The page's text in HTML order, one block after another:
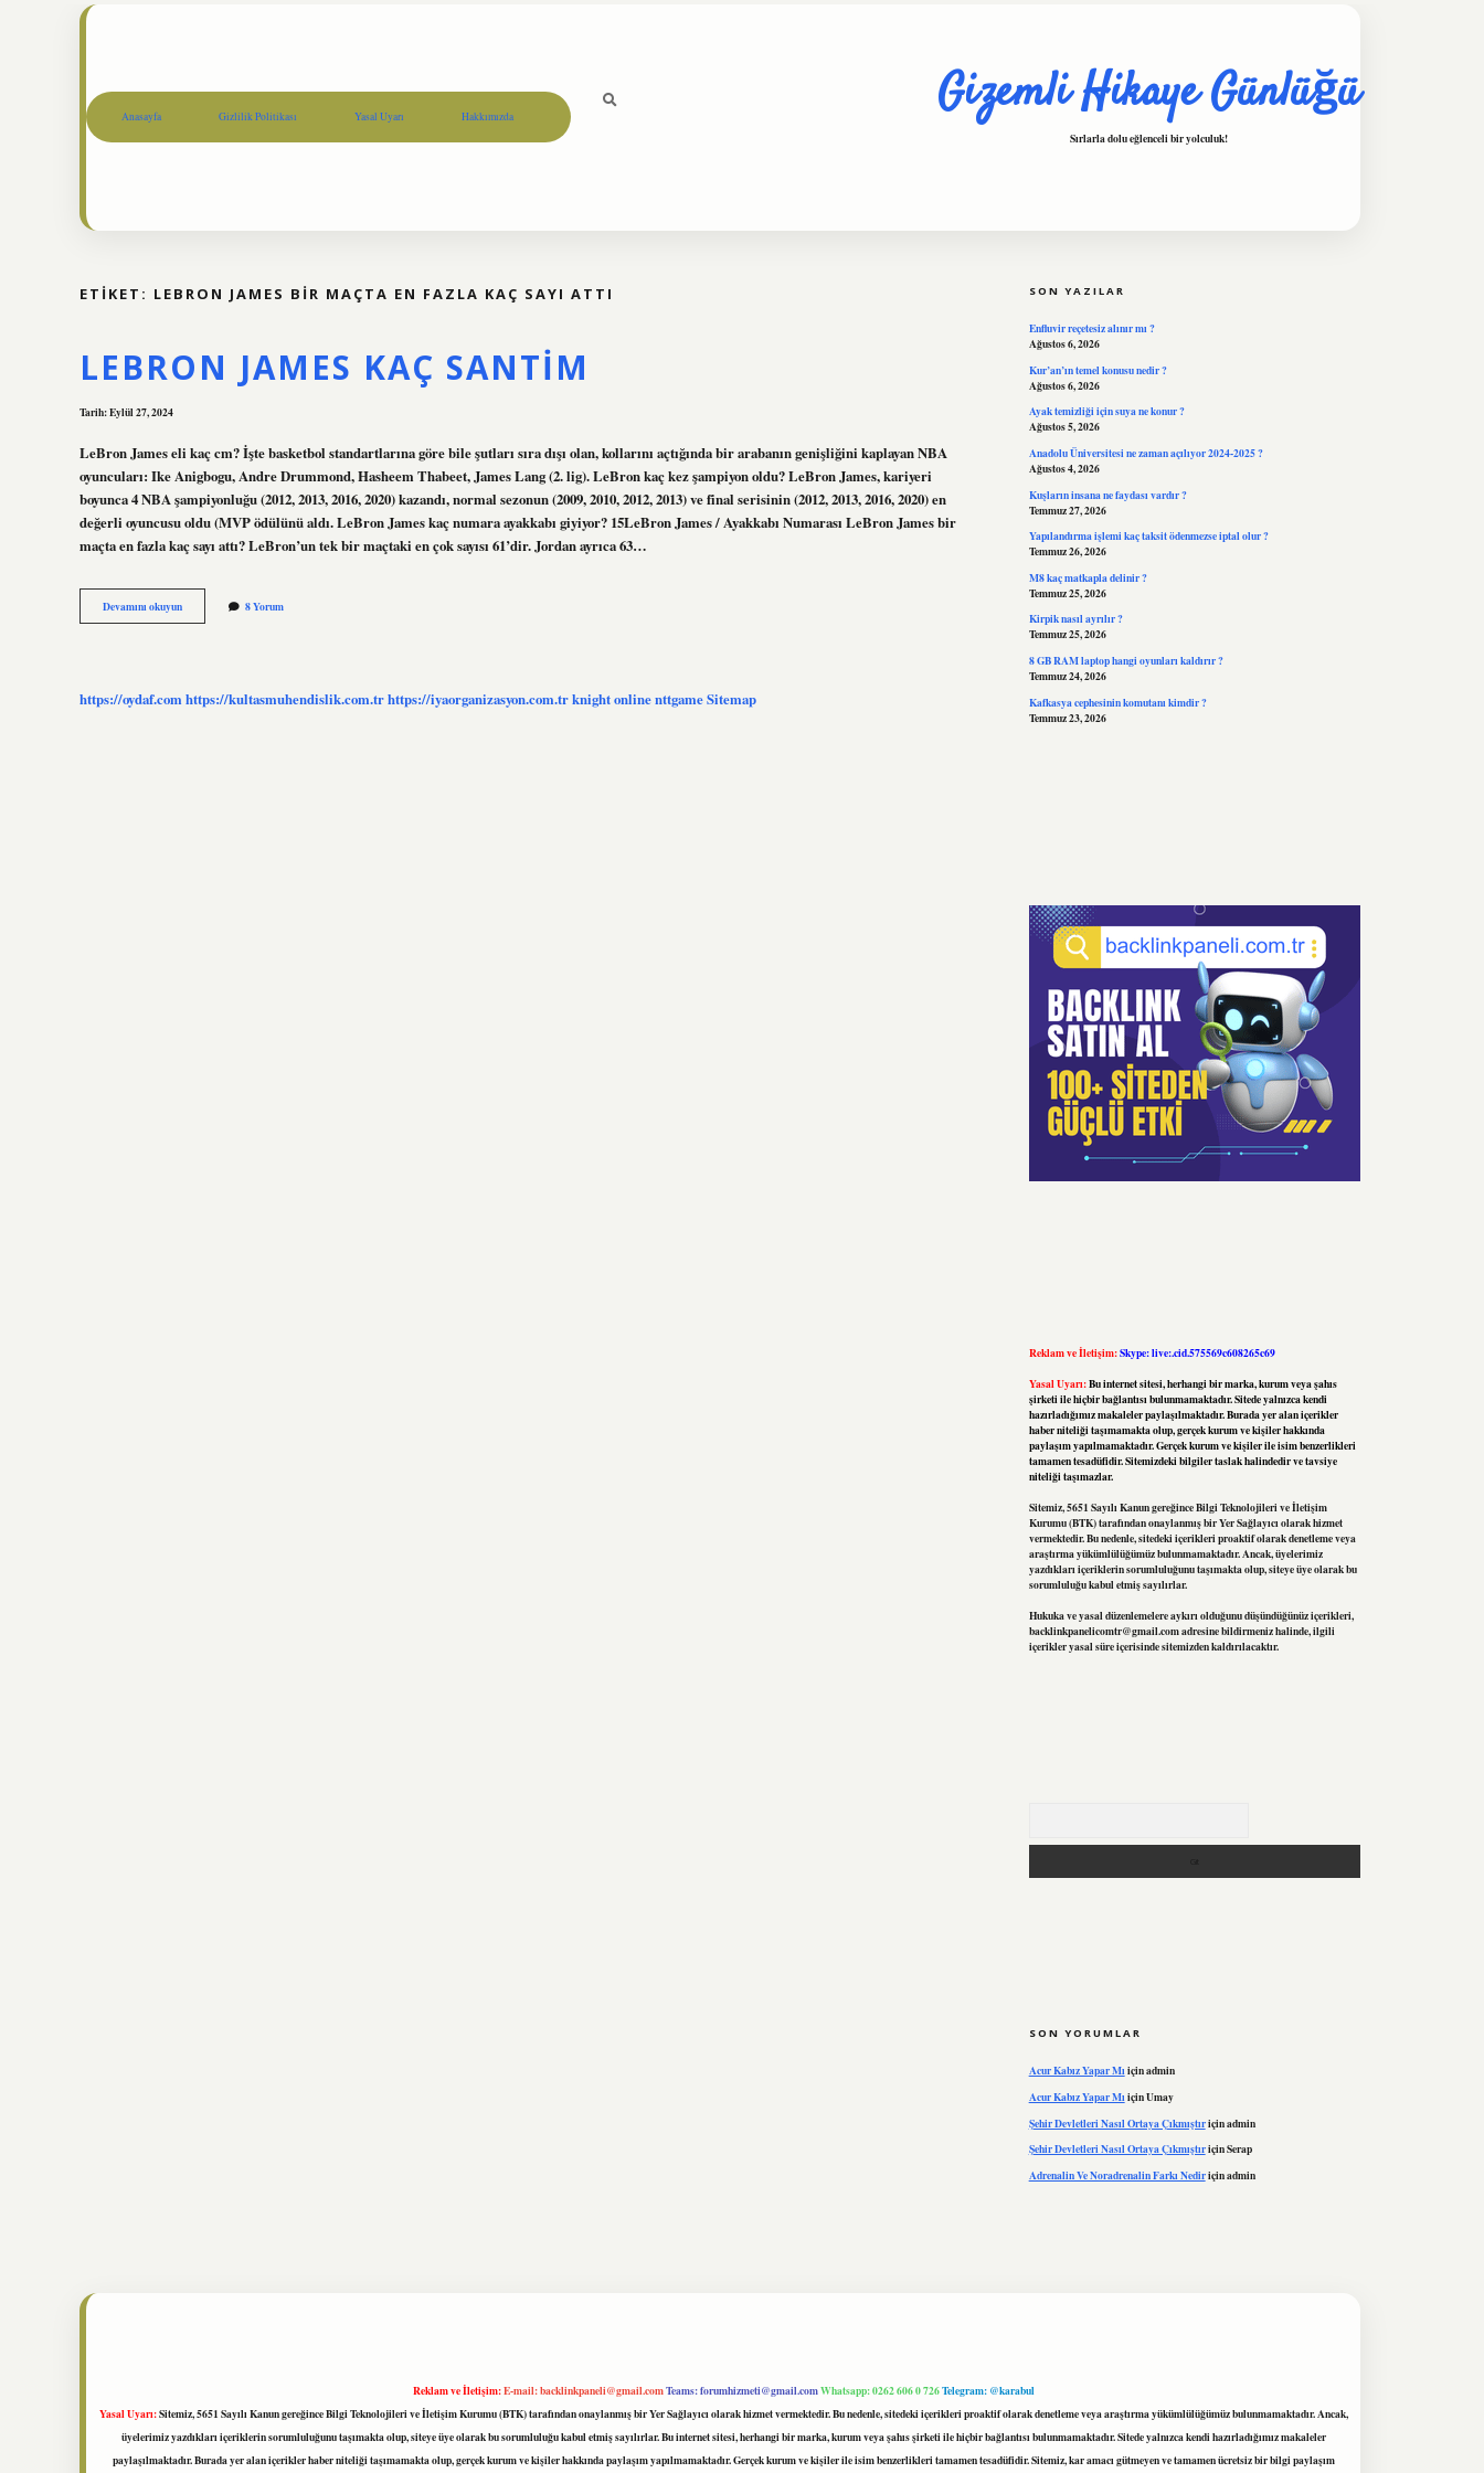
Anasayfa Gizlilik Politikası Yasal Uyarı Hakkımızda Gizemli Hikaye Günlüğü
Sırlarla dolu eğlenceli bir yolculuk!
ETIKET: LEBRON JAMES BIR MAÇTA EN FAZLA KAÇ SAYI ATTI
LEBRON JAMES KAÇ SANTIM
Tarih: Eylül 27, 2024
LeBron James eli kaç cm? İşte basketbol standartlarına göre bile şutları sıra dışı olan, kollarını açtığında bir arabanın genişliğini kaplayan NBA
oyuncuları: Ike Anigbogu, Andre Drummond, Hasheem Thabeet, James Lang (2. lig). LeBron kaç kez şampiyon oldu? LeBron James, kariyeri
boyunca 4 NBA şampiyonluğu (2012, 2013, 2016, 2020) kazandı, normal sezonun (2009, 2010, 2012, 2013) ve final serisinin (2012, 2013, 2016, 2020) en
değerli oyuncusu oldu (MVP ödülünü aldı. LeBron James kaç numara ayakkabı giyiyor? 15LeBron James / Ayakkabı Numarası LeBron James bir
maçta en fazla kaç sayı attı? LeBron’un tek bir maçtaki en çok sayısı 61’dir. Jordan ayrıca 63…
Devamını okuyunLebron
James
8 Yorum
https://oydaf.comhttps://kultasmuhendislik.com.trhttps://iyaorganizasyon.com.trknight onlinenttgameSitemap
SON YAZILAR
Enfluvir reçetesiz alınır mı ?
Ağustos 6, 2026
Kur’an’ın temel konusu nedir ?
Ağustos 6, 2026
Ayak temizliği için suya ne konur ?
Ağustos 5, 2026
Anadolu Üniversitesi ne zaman açılıyor 2024-2025 ?
Ağustos 4, 2026
Kuşların insana ne faydası vardır ?
Temmuz 27, 2026
Yapılandırma işlemi kaç taksit ödenmezse iptal olur ?
Temmuz 26, 2026
M8 kaç matkapla delinir ?
Temmuz 25, 2026
Kirpik nasıl ayrılır ?
Temmuz 25, 2026
8 GB RAM laptop hangi oyunları kaldırır ?
Temmuz 24, 2026
Kafkasya cephesinin komutanı kimdir ?
Temmuz 23, 2026
Reklam ve İletişim:Skype: live:.cid.575569c608265c69
Yasal Uyarı:Bu internet sitesi, herhangi bir marka, kurum veya şahıs
şirketi ile hiçbir bağlantısı bulunmamaktadır. Sitede yalnızca kendi
hazırladığımız makaleler paylaşılmaktadır. Burada yer alan içerikler
haber niteliği taşımamakta olup, gerçek kurum ve kişiler hakkında
paylaşım yapılmamaktadır. Gerçek kurum ve kişiler ile isim benzerlikleri
tamamen tesadüfidir. Sitemizdeki bilgiler taslak halindedir ve tavsiye
niteliği taşımazlar.
Sitemiz, 5651 Sayılı Kanun gereğince Bilgi Teknolojileri ve İletişim
Kurumu (BTK) tarafından onaylanmış bir Yer Sağlayıcı olarak hizmet
vermektedir. Bu nedenle, sitedeki içerikleri proaktif olarak denetleme veya
araştırma yükümlülüğümüz bulunmamaktadır. Ancak, üyelerimiz
yazdıkları içeriklerin sorumluluğunu taşımakta olup, siteye üye olarak bu
sorumluluğu kabul etmiş sayılırlar.
Hukuka ve yasal düzenlemelere aykırı olduğunu düşündüğünüz içerikleri,
backlinkpanelicomtr@gmail.comadresine bildirmeniz halinde, ilgili
içerikler yasal süre içerisinde sitemizden kaldırılacaktır.
SON YORUMLAR
Acur Kabız Yapar Mıiçinadmin
Acur Kabız Yapar MıiçinUmay
Şehir Devletleri Nasıl Ortaya Çıkmıştıriçinadmin
Şehir Devletleri Nasıl Ortaya ÇıkmıştıriçinSerap
Adrenalin Ve Noradrenalin Farkı Nediriçinadmin
Reklam ve İletişim:E-mail:backlinkpaneli@gmail.comTeams:forumhizmeti@gmail.comWhatsapp: 0262 606 0 726Telegram: @karabul
Yasal Uyarı:Sitemiz, 5651 Sayılı Kanun gereğince Bilgi Teknolojileri ve İletişim Kurumu (BTK) tarafından onaylanmış bir Yer Sağlayıcı olarak hizmet vermektedir. Bu nedenle, sitedeki içerikleri proaktif olarak denetleme veya araştırma yükümlülüğümüz bulunmamaktadır. Ancak,
üyelerimiz yazdıkları içeriklerin sorumluluğunu taşımakta olup, siteye üye olarak bu sorumluluğu kabul etmiş sayılırlar. Bu internet sitesi, herhangi bir marka, kurum veya şahıs şirketi ile hiçbir bağlantısı bulunmamaktadır. Sitede yalnızca kendi hazırladığımız makaleler
paylaşılmaktadır. Burada yer alan içerikler haber niteliği taşımamakta olup, gerçek kurum ve kişiler hakkında paylaşım yapılmamaktadır. Gerçek kurum ve kişiler ile isim benzerlikleri tamamen tesadüfidir. Sitemiz, kar amacı gütmeyen ve tamamen ücretsiz bir bilgi paylaşım